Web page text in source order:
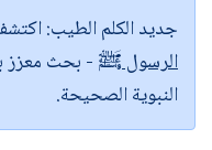
جديد الكلم الطيب:
الرسول ﷺ - بحث معزز
النبوية الصحيحة.